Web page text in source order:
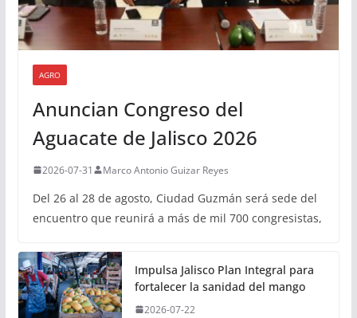
AGRO
Anuncian Congreso del
Aguacate de Jalisco 2026
2026-07-31 Marco Antonio Guizar Reyes
Del 26 al 28 de agosto, Ciudad Guzmán será sede del
encuentro que reunirá a más de mil 700 congresistas,
Impulsa Jalisco Plan Integral para
fortalecer la sanidad del mango
2026-07-22